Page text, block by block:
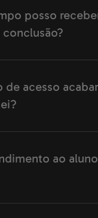
posso
de acesso
ao